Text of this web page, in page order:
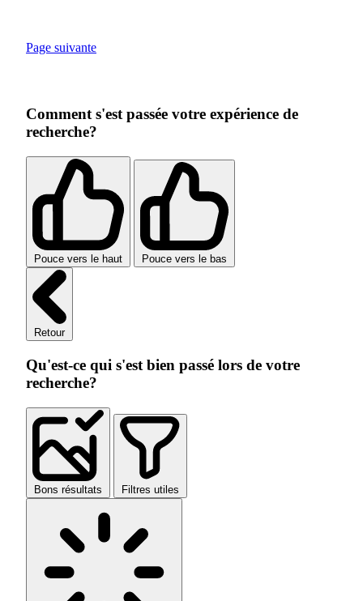
Page suivante
Comment s'est passée votre expérience de
recherche?
Pouce vers le haut Pouce vers le bas
Retour
Qu'est-ce qui s'est bien passé lors de votre
recherche?
Bons résultats Filtres utiles